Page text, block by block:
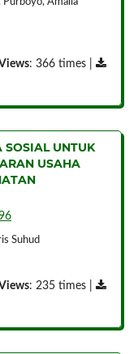
: 366 times |
SOSIAL UNTUK
USAHA
Suhud
: 235 times |